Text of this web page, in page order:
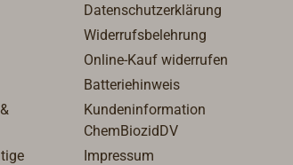
Datenschutzerklärung
Widerrufsbelehrung
Online-Kauf widerrufen
Batteriehinweis
Kundeninformation
ChemBiozidDV
Impressum